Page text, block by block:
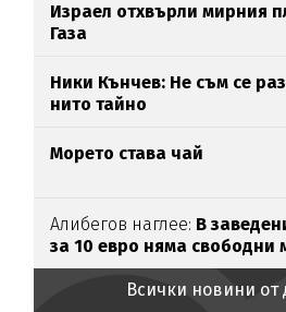
Израел отхвърли мирния
Газа
Ники Кънчев: Не съм се
нито тайно
Морето става чай
Алибегов наглее: В
за 10 евро няма свободни
Всички новини от